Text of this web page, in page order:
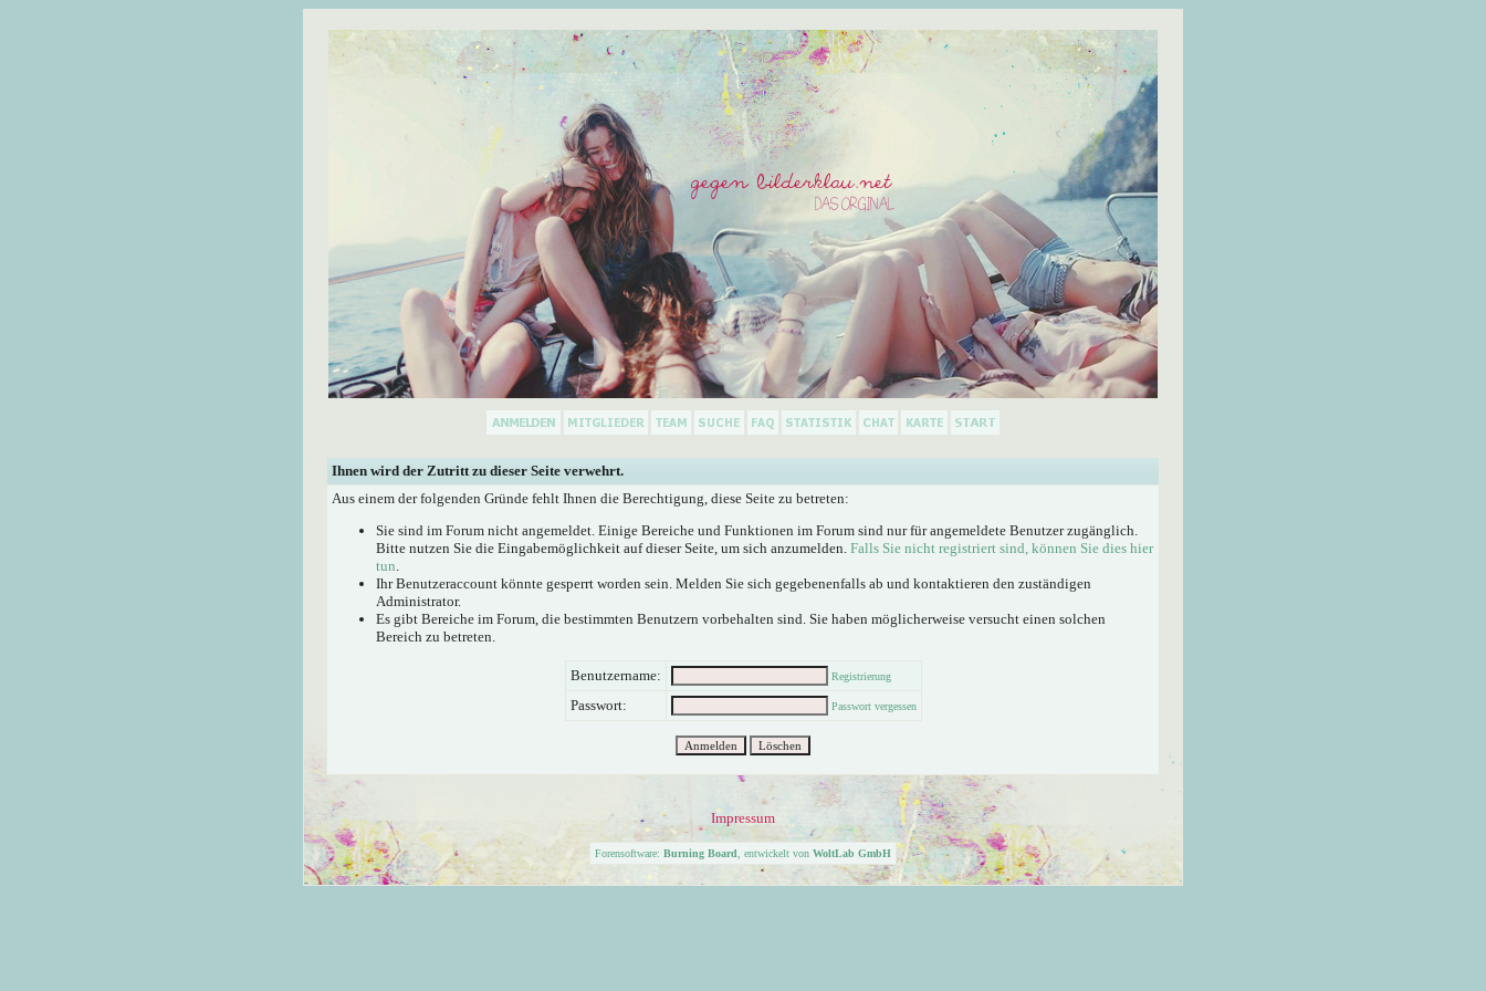
Ihnen wird der Zutritt zu dieser Seite verwehrt.
Aus einem der folgenden Gründe fehlt Ihnen die Berechtigung, diese Seite zu betreten:
Sie sind im Forum nicht angemeldet. Einige Bereiche und Funktionen im Forum sind nur für angemeldete Benutzer zugänglich.
Bitte nutzen Sie die Eingabemöglichkeit auf dieser Seite, um sich anzumelden. Falls Sie nicht registriert sind, können Sie dies hier
tun.
Ihr Benutzeraccount könnte gesperrt worden sein. Melden Sie sich gegebenenfalls ab und kontaktieren den zuständigen
Administrator.
Es gibt Bereiche im Forum, die bestimmten Benutzern vorbehalten sind. Sie haben möglicherweise versucht einen solchen
Bereich zu betreten.
Benutzername: Registrierung
Passwort: Passwort vergessen
Impressum
Forensoftware: Burning Board , entwickelt von WoltLab GmbH